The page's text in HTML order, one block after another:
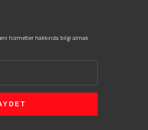
hizmetler hakkında bilgi almak